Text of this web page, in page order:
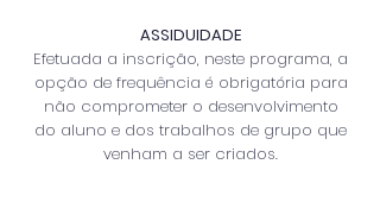
ASSIDUIDADE
Efetuada a inscrição, neste programa, a
opção de frequência é obrigatória para
não comprometer o desenvolvimento
do aluno e dos trabalhos de grupo que
venham a ser criados.